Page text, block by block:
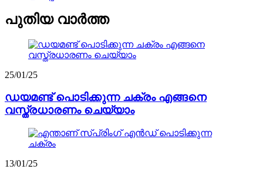
പുതിയ വാർത്ത
25/01/25
ഡയമണ്ട് പൊടിക്കുന്ന ചക്രം എങ്ങനെ
വസ്ത്രധാരണം ചെയ്യാം
13/01/25